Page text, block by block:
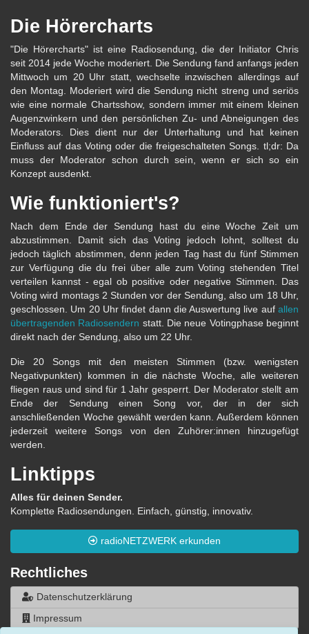
Die Hörercharts
"Die Hörercharts" ist eine Radiosendung, die der Initiator Chris
seit 2014 jede Woche moderiert. Die Sendung fand anfangs jeden
Mittwoch um 20 Uhr statt, wechselte inzwischen allerdings auf
den Montag. Moderiert wird die Sendung nicht streng und seriös
wie eine normale Chartsshow, sondern immer mit einem kleinen
Augenzwinkern und den persönlichen Zu- und Abneigungen des
Moderators. Dies dient nur der Unterhaltung und hat keinen
Einfluss auf das Voting oder die freigeschalteten Songs. tl;dr: Da
muss der Moderator schon durch sein, wenn er sich so ein
Konzept ausdenkt.
Wie funktioniert's?
Nach dem Ende der Sendung hast du eine Woche Zeit um
abzustimmen. Damit sich das Voting jedoch lohnt, solltest du
jedoch täglich abstimmen, denn jeden Tag hast du fünf Stimmen
zur Verfügung die du frei über alle zum Voting stehenden Titel
verteilen kannst - egal ob positive oder negative Stimmen. Das
Voting wird montags 2 Stunden vor der Sendung, also um 18 Uhr,
geschlossen. Um 20 Uhr findet dann die Auswertung live auf allen
übertragenden Radiosendern statt. Die neue Votingphase beginnt
direkt nach der Sendung, also um 22 Uhr.
Die 20 Songs mit den meisten Stimmen (bzw. wenigsten
Negativpunkten) kommen in die nächste Woche, alle weiteren
fliegen raus und sind für 1 Jahr gesperrt. Der Moderator stellt am
Ende der Sendung einen Song vor, der in der sich
anschließenden Woche gewählt werden kann. Außerdem können
jederzeit weitere Songs von den Zuhörer:innen hinzugefügt
werden.
Linktipps
Alles für deinen Sender.
Komplette Radiosendungen. Einfach, günstig, innovativ.
radioNETZWERK erkunden
Rechtliches
Datenschutzerklärung
Impressum